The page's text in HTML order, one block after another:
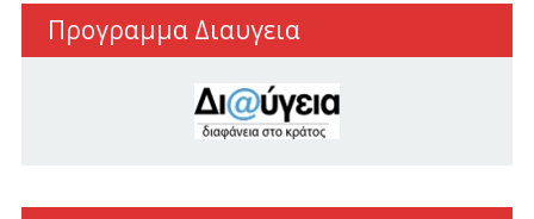
Προγραμμα Διαυγεια